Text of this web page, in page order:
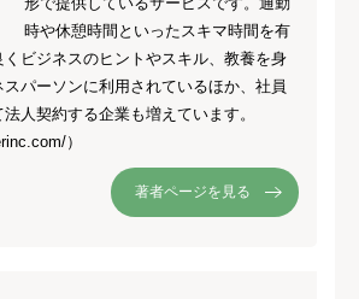
時や休憩時間といったスキマ時間を有
ビジネスのヒントやスキル、教養を身
パーソンに利用されているほか、社員
人契約する企業も増えています。
）
著者ページを見る